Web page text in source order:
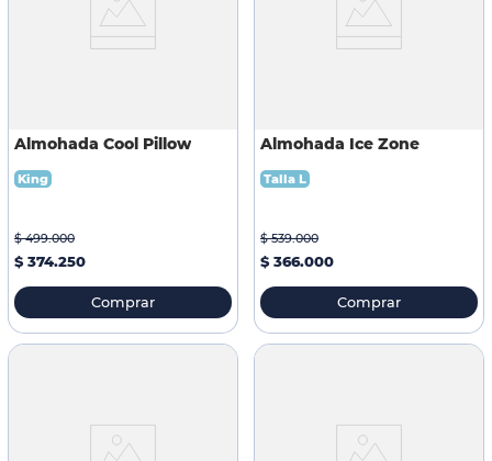
Almohada Cool Pillow
King
$ 499.000
$ 374.250
Comprar
Almohada Ice Zone
Talla L
$ 539.000
$ 366.000
Comprar